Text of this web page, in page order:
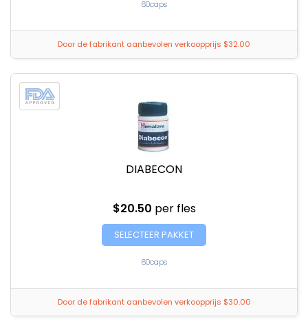
60caps
Door de fabrikant aanbevolen verkoopprijs $32.00
DIABECON
$20.50 per fles
SELECTEER PAKKET
60caps
Door de fabrikant aanbevolen verkoopprijs $30.00